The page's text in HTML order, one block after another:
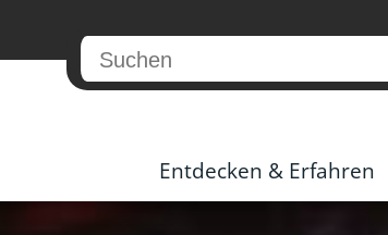
Entdecken & Erfahren